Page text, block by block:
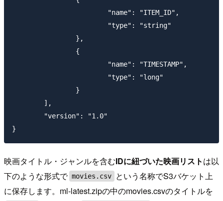
映画タイトル・ジャンルを含むIDに紐づいた映画リストは以
下のような形式で movies.csv
という名称でS3バケット上
に保存します。ml-latest.zipの中のmovies.csvのタイトルを